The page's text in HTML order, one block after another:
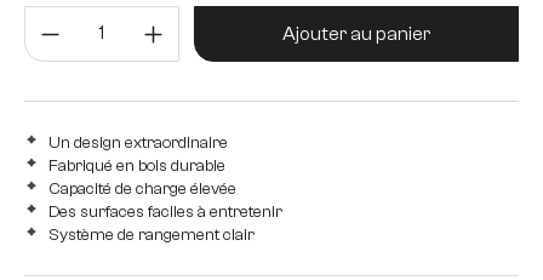
Quantité de produit : Entrez la
Ajouter au panier
Un design extraordinaire
Fabriqué en bois durable
Capacité de charge élevée
Des surfaces faciles à entretenir
Système de rangement clair